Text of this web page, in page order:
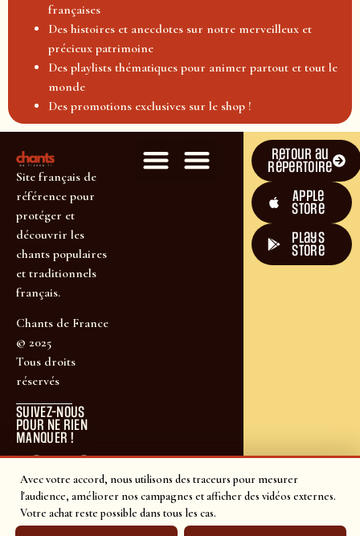
Avec votre accord, nous utilisons des traceurs pour mesurer
l'audience, améliorer nos campagnes et afficher des vidéos externes.
Votre achat reste possible dans tous les cas.
françaises
Des histoires et anecdotes sur notre merveilleux et
précieux patrimoine
Des playlists thématiques pour animer partout et tout le
monde
Des promotions exclusives sur le shop !
Site français de
référence pour
protéger et
découvrir les
chants populaires
et traditionnels
français.
Chants de France
© 2025
Tous droits
réservés
SUIVEZ-NOUS
POUR NE RIEN
MANQUER !
Retour au
répertoire
Apple
Store
plays
store